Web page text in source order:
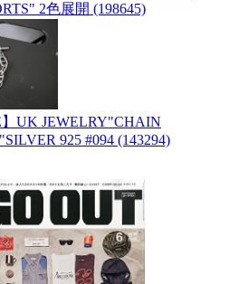
2色展開 (198645)
】UK JEWELRY"CHAIN
925 #094 (143294)